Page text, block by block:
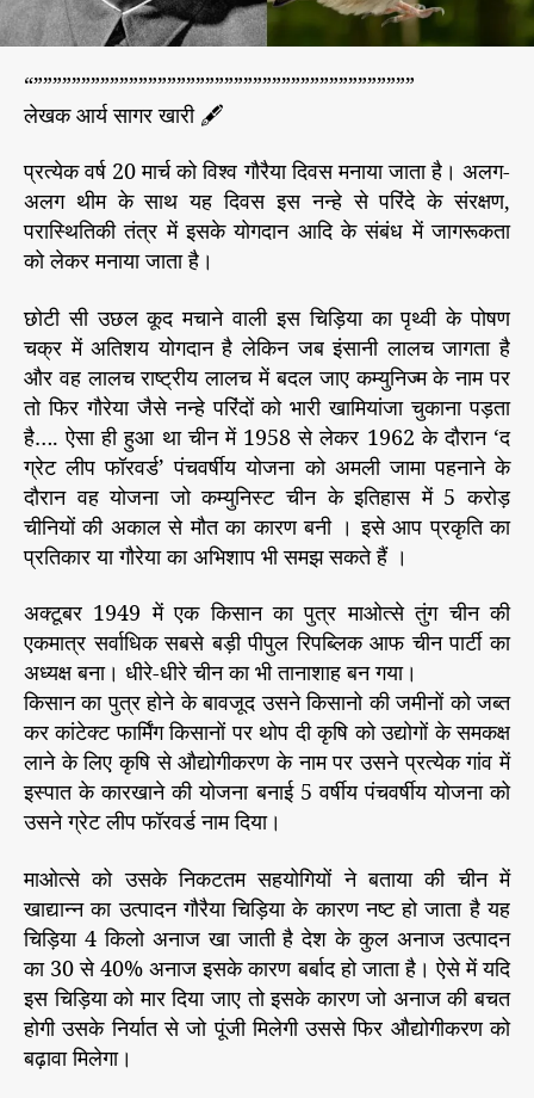
“””””””””””””””””””””””””””””””””””””””””
लेखक आर्य सागर खारी 🖋️
प्रत्येक वर्ष 20 मार्च को विश्व गौरैया दिवस मनाया जाता है। अलग-
अलग थीम के साथ यह दिवस इस नन्हे से परिंदे के संरक्षण,
परास्थितिकी तंत्र में इसके योगदान आदि के संबंध में जागरूकता
को लेकर मनाया जाता है।
छोटी सी उछल कूद मचाने वाली इस चिड़िया का पृथ्वी के पोषण
चक्र में अतिशय योगदान है लेकिन जब इंसानी लालच जागता है
और वह लालच राष्ट्रीय लालच में बदल जाए कम्युनिज्म के नाम पर
तो फिर गौरेया जैसे नन्हे परिंदों को भारी खामियांजा चुकाना पड़ता
है…. ऐसा ही हुआ था चीन में 1958 से लेकर 1962 के दौरान ‘द
ग्रेट लीप फॉरवर्ड’ पंचवर्षीय योजना को अमली जामा पहनाने के
दौरान वह योजना जो कम्युनिस्ट चीन के इतिहास में 5 करोड़
चीनियों की अकाल से मौत का कारण बनी । इसे आप प्रकृति का
प्रतिकार या गौरेया का अभिशाप भी समझ सकते हैं ।
अक्टूबर 1949 में एक किसान का पुत्र माओत्से तुंग चीन की
एकमात्र सर्वाधिक सबसे बड़ी पीपुल रिपब्लिक आफ चीन पार्टी का
अध्यक्ष बना। धीरे-धीरे चीन का भी तानाशाह बन गया।
किसान का पुत्र होने के बावजूद उसने किसानो की जमीनों को जब्त
कर कांटेक्ट फार्मिंग किसानों पर थोप दी कृषि को उद्योगों के समकक्ष
लाने के लिए कृषि से औद्योगीकरण के नाम पर उसने प्रत्येक गांव में
इस्पात के कारखाने की योजना बनाई 5 वर्षीय पंचवर्षीय योजना को
उसने ग्रेट लीप फॉरवर्ड नाम दिया।
माओत्से को उसके निकटतम सहयोगियों ने बताया की चीन में
खाद्यान्न का उत्पादन गौरैया चिड़िया के कारण नष्ट हो जाता है यह
चिड़िया 4 किलो अनाज खा जाती है देश के कुल अनाज उत्पादन
का 30 से 40% अनाज इसके कारण बर्बाद हो जाता है। ऐसे में यदि
इस चिड़िया को मार दिया जाए तो इसके कारण जो अनाज की बचत
होगी उसके निर्यात से जो पूंजी मिलेगी उससे फिर औद्योगीकरण को
बढ़ावा मिलेगा।